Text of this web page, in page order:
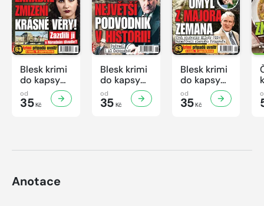
Blesk krimi
do kapsy
č.7/2026
od
35Kč
Blesk krimi
do kapsy
č.6/2026
od
35Kč
Blesk krimi
do kapsy
č.5/2026
od
35Kč
Anotace